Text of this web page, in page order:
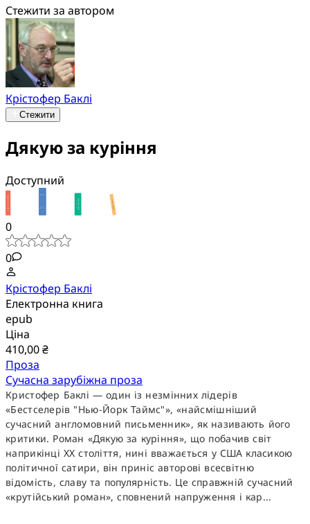
Стежити за автором
Крістофер Баклі
Стежити
Дякую за куріння
Доступний
0
0
Крістофер Баклі
Електронна книга
epub
Ціна
410,00 ₴
Проза
Сучасна зарубіжна проза
Кристофер Баклі — один із незмінних лідерів
«Бестселерів "Нью-Йорк Таймс"», «найсмішніший
сучасний англомовний письменник», як називають його
критики. Роман «Дякую за куріння», що побачив світ
наприкінці ХХ століття, нині вважається у США класикою
політичної сатири, він приніс авторові всесвітню
відомість, славу та популярність. Це справжній сучасний
«крутійський роман», сповнений напруження і кар...